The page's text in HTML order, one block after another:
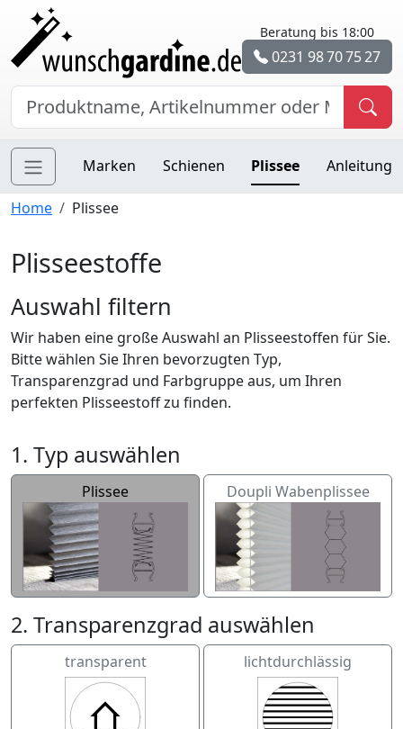
Beratung bis 18:00
0231 98 70 75 27
Marken Schienen Plissee Anleitung
Home Plissee
Plisseestoffe
Auswahl filtern
Wir haben eine große Auswahl an Plisseestoffen für Sie.
Bitte wählen Sie Ihren bevorzugten Typ,
Transparenzgrad und Farbgruppe aus, um Ihren
perfekten Plisseestoff zu finden.
1. Typ auswählen
Plissee Doupli Wabenplissee
2. Transparenzgrad auswählen
transparent lichtdurchlässig